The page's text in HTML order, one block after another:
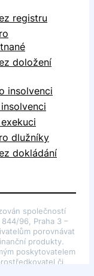
registru
doložení
insolvenci
dlužníky
dokládání
společností
96, Praha 3 –
porovnávat
produkty.
poskytovatelem
či